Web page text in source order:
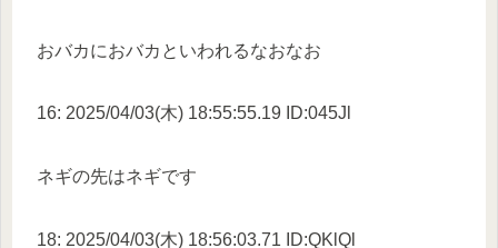
おバカにおバカといわれるなおなお
16: 2025/04/03(木) 18:55:55.19 ID:045Jl
ネギの先はネギです
18: 2025/04/03(木) 18:56:03.71 ID:QKlQl